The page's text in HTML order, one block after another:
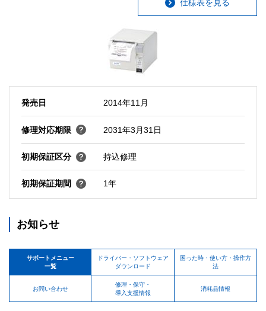
仕様表を見る
発売日 2014年11月
修理対応期限 2031年3月31日
初期保証区分 持込修理
初期保証期間 1年
お知らせ
サポートメニュー
一覧
ドライバー・ソフトウェア
ダウンロード
困った時・使い方・操作方
法
お問い合わせ
修理・保守・
導入支援情報
消耗品情報